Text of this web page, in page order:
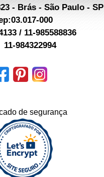
- Brás - São Paulo - SP
000
/ 11-985588836
11-984322994
de segurança